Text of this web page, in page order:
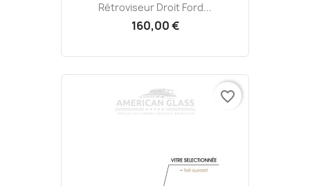
Rétroviseur Droit Ford...
160,00 €
favorite_border